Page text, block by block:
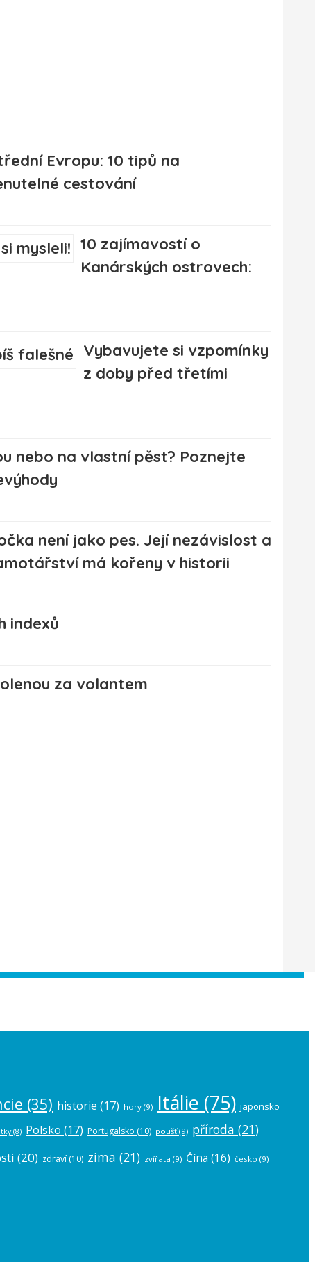
Evropu: 10 tipů na
cestování
10 zajímavostí o
Kanárských ostrovech:
Vybavujete si vzpomínky
z doby před třetími
nebo na vlastní pěst? Poznejte
není jako pes. Její nezávislost a
má kořeny v historii
indexů
za volantem
(35) historie (17) hory (9) Itálie (75) japonsko
(8) Polsko (17) Portugalsko (10) poušť(9) příroda (21)
(20) zdraví (10) zima (21) zvířata (9) Čína (16) česko (9)